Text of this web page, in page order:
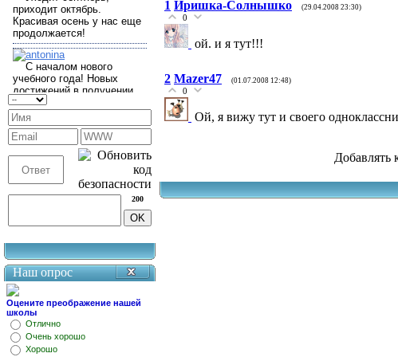
200
Наш опрос
Оцените преображение нашей
школы
Отлично
Очень хорошо
Хорошо
1 Иришка-Солнышко (29.04.2008 23:30)
0
ой. и я тут!!!
2 Mazer47 (01.07.2008 12:48)
0
Ой, я вижу тут и своего
Добавлять